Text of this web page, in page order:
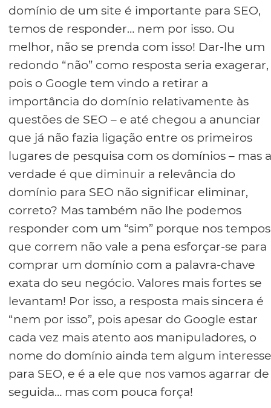
domínio de um site é importante para SEO,
temos de responder… nem por isso. Ou
melhor, não se prenda com isso! Dar-lhe um
redondo “não” como resposta seria exagerar,
pois o Google tem vindo a retirar a
importância do domínio relativamente às
questões de SEO – e até chegou a anunciar
que já não fazia ligação entre os primeiros
lugares de pesquisa com os domínios – mas a
verdade é que diminuir a relevância do
domínio para SEO não significar eliminar,
correto? Mas também não lhe podemos
responder com um “sim” porque nos tempos
que correm não vale a pena esforçar-se para
comprar um domínio com a palavra-chave
exata do seu negócio. Valores mais fortes se
levantam! Por isso, a resposta mais sincera é
“nem por isso”, pois apesar do Google estar
cada vez mais atento aos manipuladores, o
nome do domínio ainda tem algum interesse
para SEO, e é a ele que nos vamos agarrar de
seguida… mas com pouca força!